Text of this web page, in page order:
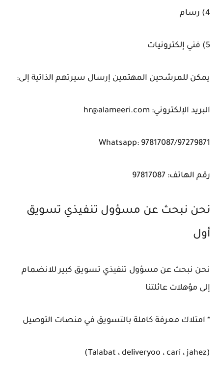
4) رسام
5) فني إلكترونيات
يمكن للمرشحين المهتمين إرسال سيرتهم الذاتية إلى:
البريد الإلكتروني: hr@alameeri.com
Whatsapp: 97817087/97279871
رقم الهاتف: 97817087
نحن نبحث عن مسؤول تنفيذي تسويق
أول
نحن نبحث عن مسؤول تنفيذي تسويق كبير للانضمام
إلى مؤهلات عائلتنا
* امتلاك معرفة كاملة بالتسويق في منصات التوصيل
(Talabat ، deliveryoo ، cari ، jahez)